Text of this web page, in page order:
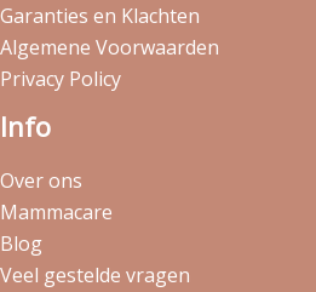
Garanties en Klachten
Algemene Voorwaarden
Privacy Policy
Info
Over ons
Mammacare
Blog
Veel gestelde vragen